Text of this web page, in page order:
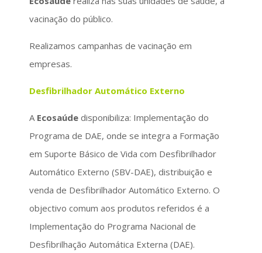
vacinação do público.
Realizamos campanhas de vacinação em
empresas.
Desfibrilhador Automático Externo
A Ecosaúde disponibiliza: Implementação do
Programa de DAE, onde se integra a Formação
em Suporte Básico de Vida com Desfibrilhador
Automático Externo (SBV-DAE), distribuição e
venda de Desfibrilhador Automático Externo. O
objectivo comum aos produtos referidos é a
Implementação do Programa Nacional de
Desfibrilhação Automática Externa (DAE).